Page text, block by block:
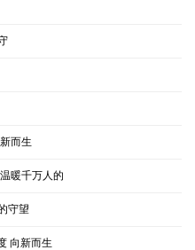
而生
暖千万人的
守望
向新而生